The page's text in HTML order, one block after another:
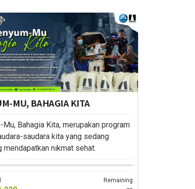
MU, BAHAGIA KITA
Mu, Bahagia Kita, merupakan program
saudara kita yang sedang
mendapatkan nikmat sehat.
Remaining